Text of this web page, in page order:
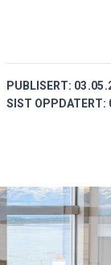
PUBLISERT:
SIST OPPDATERT: